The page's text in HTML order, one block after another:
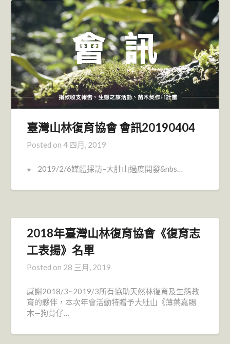
臺灣山林復育協會 會訊20190404
Posted on4 四月, 2019
※ 2019/2/6媒體採訪–大肚山過度開發&nbs…
2018年臺灣山林復育協會《復育志
工表揚》名單
Posted on 28 三月, 2019
感謝2018/3~2019/3所有協助天然林復育及生態教
育的夥伴，本次年會活動特贈予大肚山《薄葉嘉賜
木—狗骨仔…